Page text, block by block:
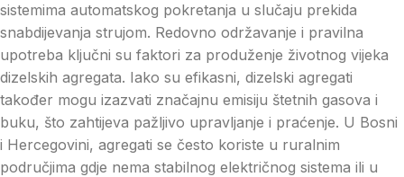
sistemima automatskog pokretanja u slučaju prekida
snabdijevanja strujom. Redovno održavanje i pravilna
upotreba ključni su faktori za produženje životnog vijeka
dizelskih agregata. Iako su efikasni, dizelski agregati
također mogu izazvati značajnu emisiju štetnih gasova i
buku, što zahtijeva pažljivo upravljanje i praćenje. U Bosni
i Hercegovini, agregati se često koriste u ruralnim
područjima gdje nema stabilnog električnog sistema ili u